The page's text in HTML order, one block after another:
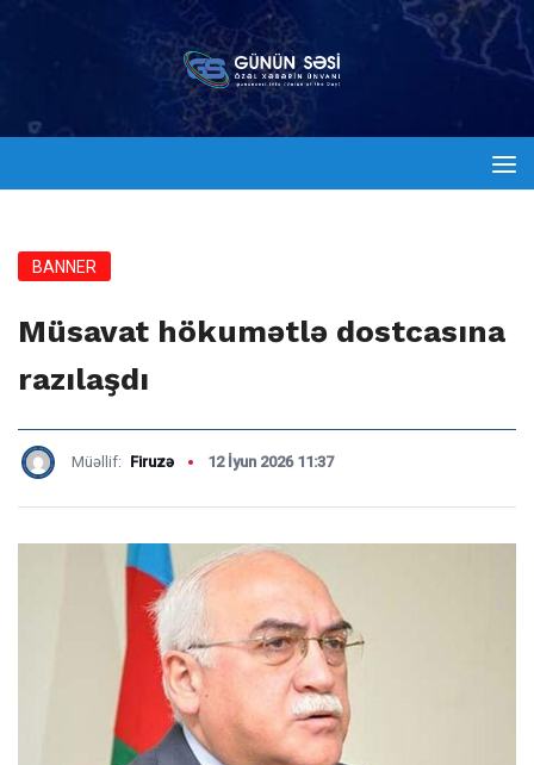
BANNER
Müsavat hökumətlə dostcasına
razılaşdı
Müəllif: Firuzə 12 İyun 2026 11:37